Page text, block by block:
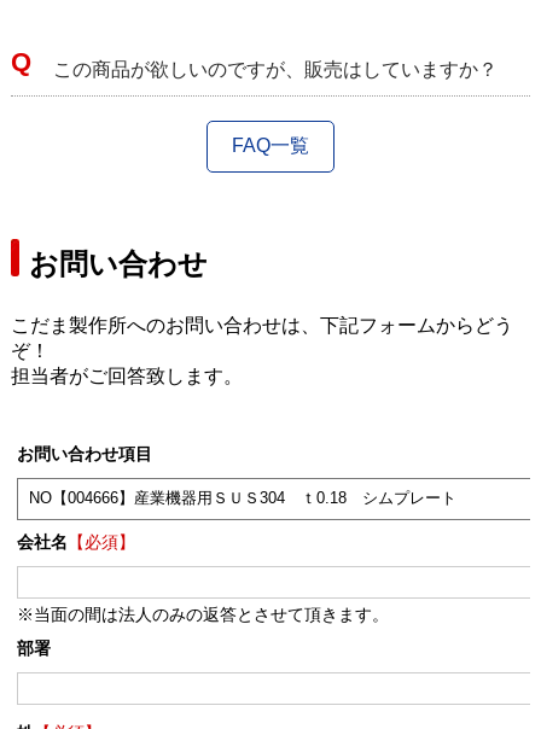
この商品が欲しいのですが、販売はしていますか？
FAQ一覧
お問い合わせ
こだま製作所へのお問い合わせは、下記フォームからどう
ぞ！
担当者がご回答致します。
お問い合わせ項目
会社名 【必須】
※当面の間は法人のみの返答とさせて頂きます。
部署